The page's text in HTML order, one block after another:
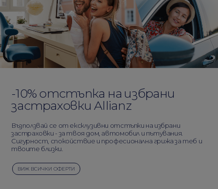
-10% отстъпка на избрани
застраховки Allianz
Възползвай се от ексклузивни отстъпки на избрани
застраховки - за твоя дом, автомобил и пътувания.
Сигурност, спокойствие и професионална грижа за теб и
твоите близки.
ВИЖ ВСИЧКИ ОФЕРТИ